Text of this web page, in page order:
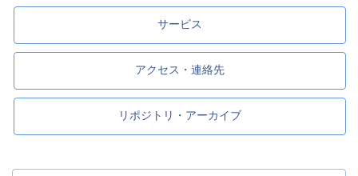
サービス
アクセス・連絡先
リポジトリ・アーカイブ